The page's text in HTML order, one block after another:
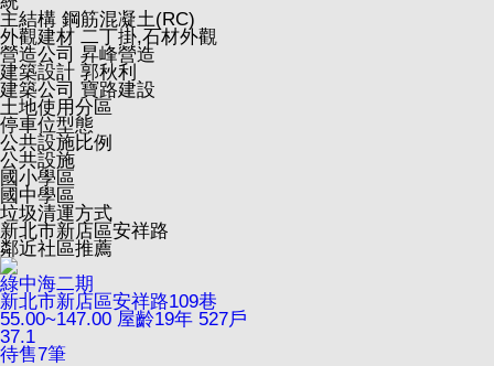
主結構 鋼筋混凝土(RC)
外觀建材 二丁掛,石材外觀
營造公司 昇峰營造
建築設計 郭秋利
建築公司 寶路建設
土地使用分區
停車位型態
公共設施比例
公共設施
國小學區
國中學區
垃圾清運方式
新北市新店區安祥路
鄰近社區推薦
綠中海二期
新北市新店區安祥路109巷
55.00~147.00 屋齡19年 527戶
37.1
待售7筆